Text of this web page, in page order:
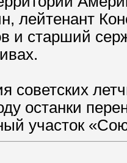
лейтенант
и старший
советских
останки
участок